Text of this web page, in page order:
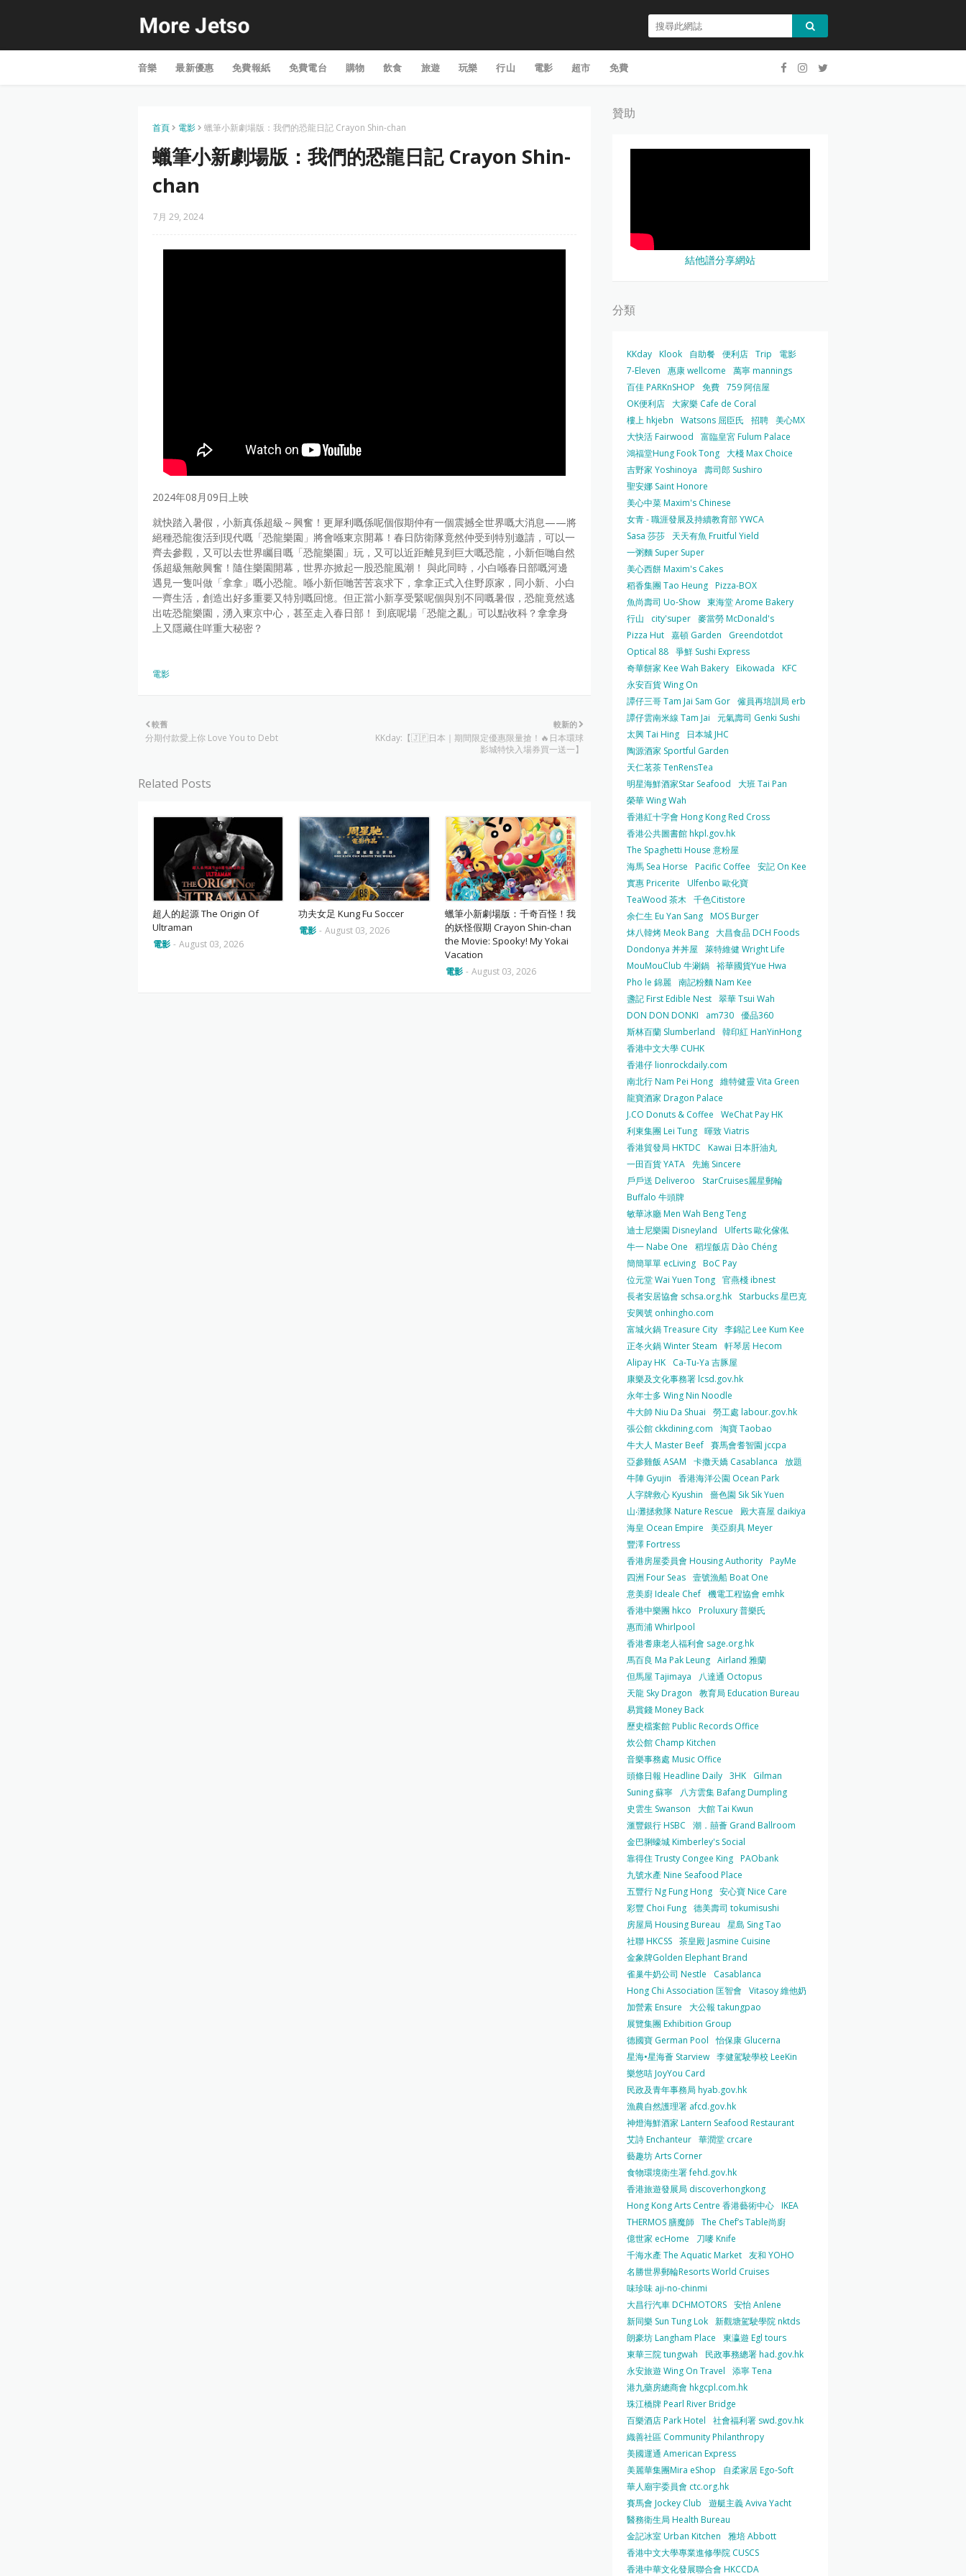
音樂 最新優惠 免費報紙 免費電台 購物 飲食 旅遊 玩樂 行山 電影 超市 免費
首頁 電影 蠟筆小新劇場版：我們的恐龍日記 Crayon Shin-chan
蠟筆小新劇場版：我們的恐龍日記 Crayon Shin-
chan
7月 29, 2024
2024年08月09日上映
就快踏入暑假，小新真係超級～興奮！更犀利嘅係呢個假期仲有一個震撼全世界嘅大消息——將
絕種恐龍復活到現代嘅「恐龍樂園」將會喺東京開幕！春日防衛隊竟然仲受到特別邀請，可以一
齊去參觀，又可以去世界矚目嘅「恐龍樂園」玩，又可以近距離見到巨大嘅恐龍，小新佢哋自然
係超級無敵興奮！隨住樂園開幕，世界亦掀起一股恐龍風潮！ 與此同時，小白喺春日部嘅河邊
遇見一隻叫做「拿拿」嘅小恐龍。喺小新佢哋苦苦哀求下，拿拿正式入住野原家，同小新、小白
一齊生活，創造出好多重要又特別嘅回憶。但正當小新享受緊呢個與別不同嘅暑假，恐龍竟然逃
出咗恐龍樂園，湧入東京中心，甚至走入春日部！ 到底呢場「恐龍之亂」可以點收科？拿拿身
上又隱藏住咩重大秘密？
電影
較新的
KKday:【🇯🇵日本｜期間限定優惠限量搶！🔥日本環球
影城特快入場券買一送一】
較舊
分期付款愛上你 Love You to Debt
Related Posts
超人的起源 The Origin Of
Ultraman
電影 - August 03, 2026
功夫女足 Kung Fu Soccer
電影 - August 03, 2026
蠟筆小新劇場版：千奇百怪！我
的妖怪假期 Crayon Shin-chan
the Movie: Spooky! My Yokai
Vacation
電影 - August 03, 2026
贊助
結他譜分享網站
分類
KKday Klook 自助餐 便利店 Trip
電影
7-Eleven
惠康 wellcome
萬寧 mannings
百佳 PARKnSHOP
免費 759 阿信屋
OK便利店 大家樂 Cafe de Coral
樓上 hkjebn
Watsons 屈臣氏 招聘 美心MX
大快活 Fairwood
富臨皇宮 Fulum Palace
鴻福堂Hung Fook Tong 大棧 Max Choice
吉野家 Yoshinoya
壽司郎 Sushiro
聖安娜 Saint Honore
美心中菜 Maxim's Chinese
女青 - 職涯發展及持續教育部 YWCA
Sasa 莎莎
天天有魚 Fruitful Yield
一粥麵 Super Super
美心西餅 Maxim's Cakes
稻香集團 Tao Heung Pizza-BOX
魚尚壽司 Uo-Show 東海堂 Arome Bakery
行山
city'super 麥當勞 McDonald's
Pizza Hut 嘉頓 Garden
Greendotdot
Optical 88 爭鮮 Sushi Express
奇華餅家 Kee Wah Bakery Eikowada
KFC
永安百貨 Wing On
譚仔三哥 Tam Jai Sam Gor 僱員再培訓局 erb
譚仔雲南米線 Tam Jai
元氣壽司 Genki Sushi
太興 Tai Hing
日本城 JHC
陶源酒家 Sportful Garden
天仁茗茶 TenRensTea
明星海鮮酒家Star Seafood
大班 Tai Pan
榮華 Wing Wah
香港紅十字會 Hong Kong Red Cross
香港公共圖書館 hkpl.gov.hk
The Spaghetti House 意粉屋
海馬 Sea Horse
Pacific Coffee
安記 On Kee
實惠 Pricerite
Ulfenbo 歐化寶
TeaWood 茶木 千色Citistore
余仁生 Eu Yan Sang MOS Burger
炑八韓烤 Meok Bang 大昌食品 DCH Foods
Dondonya 丼丼屋
萊特維健 Wright Life
MouMouClub 牛涮鍋 裕華國貨Yue Hwa
Pho le 錦麗 南記粉麵 Nam Kee
盞記 First Edible Nest 翠華 Tsui Wah
DON DON DONKI
am730 優品360
斯林百蘭 Slumberland
韓印紅 HanYinHong
香港中文大學 CUHK
香港仔 lionrockdaily.com
南北行 Nam Pei Hong 維特健靈 Vita Green
龍寶酒家 Dragon Palace
J.CO Donuts & Coffee
WeChat Pay HK
利東集團 Lei Tung 暉致 Viatris
香港貿發局 HKTDC
Kawai 日本肝油丸
一田百貨 YATA 先施 Sincere
戶戶送 Deliveroo
StarCruises麗星郵輪
Buffalo 牛頭牌
敏華冰廳 Men Wah Beng Teng
迪士尼樂園 Disneyland
Ulferts 歐化傢俬
牛一 Nabe One
稻埕飯店 Dào Chéng
簡簡單單 ecLiving BoC Pay
位元堂 Wai Yuen Tong 官燕棧 ibnest
長者安居協會 schsa.org.hk
Starbucks 星巴克
安興號 onhingho.com
富城火鍋 Treasure City 李錦記 Lee Kum Kee
正冬火鍋 Winter Steam
軒琴居 Hecom
Alipay HK
Ca-Tu-Ya 吉豚屋
康樂及文化事務署 lcsd.gov.hk
永年士多 Wing Nin Noodle
牛大帥 Niu Da Shuai
勞工處 labour.gov.hk
張公館 ckkdining.com
淘寶 Taobao
牛大人 Master Beef 賽馬會耆智園 jccpa
亞參雞飯 ASAM
卡撒天嬌 Casablanca
放題
牛陣 Gyujin
香港海洋公園 Ocean Park
人字牌救心 Kyushin
嗇色園 Sik Sik Yuen
山‧灘拯救隊 Nature Rescue
殿大喜屋 daikiya
海皇 Ocean Empire
美亞廚具 Meyer
豐澤 Fortress
香港房屋委員會 Housing Authority PayMe
四洲 Four Seas 壹號漁船 Boat One
意美廚 Ideale Chef 機電工程協會 emhk
香港中樂團 hkco
Proluxury 普樂氏
惠而浦 Whirlpool
香港耆康老人福利會 sage.org.hk
馬百良 Ma Pak Leung Airland 雅蘭
但馬屋 Tajimaya
八達通 Octopus
天龍 Sky Dragon
教育局 Education Bureau
易賞錢 Money Back
歷史檔案館 Public Records Office
炊公館 Champ Kitchen
音樂事務處 Music Office
頭條日報 Headline Daily 3HK
Gilman
Suning 蘇寧
八方雲集 Bafang Dumpling
史雲生 Swanson
大館 Tai Kwun
滙豐銀行 HSBC
潮．囍薈 Grand Ballroom
金巴脷蠔城 Kimberley's Social
靠得住 Trusty Congee King PAObank
九號水產 Nine Seafood Place
五豐行 Ng Fung Hong 安心寶 Nice Care
彩豐 Choi Fung 德美壽司 tokumisushi
房屋局 Housing Bureau
星島 Sing Tao
社聯 HKCSS 茶皇殿 Jasmine Cuisine
金象牌Golden Elephant Brand
雀巢牛奶公司 Nestle
Casablanca
Hong Chi Association 匡智會
Vitasoy 維他奶
加營素 Ensure
大公報 takungpao
展覽集團 Exhibition Group
德國寶 German Pool
怡保康 Glucerna
星海•星海薈 Starview 李健駕駛學校 LeeKin
樂悠咭 JoyYou Card
民政及青年事務局 hyab.gov.hk
漁農自然護理署 afcd.gov.hk
神燈海鮮酒家 Lantern Seafood Restaurant
艾詩 Enchanteur 華潤堂 crcare
藝趣坊 Arts Corner
食物環境衛生署 fehd.gov.hk
香港旅遊發展局 discoverhongkong
Hong Kong Arts Centre 香港藝術中心 IKEA
THERMOS 膳魔師 The Chef’s Table尚廚
億世家 ecHome
刀嘜 Knife
千海水產 The Aquatic Market 友和 YOHO
名勝世界郵輪Resorts World Cruises
味珍味 aji-no-chinmi
大昌行汽車 DCHMOTORS 安怡 Anlene
新同樂 Sun Tung Lok 新觀塘駕駛學院 nktds
朗豪坊 Langham Place
東瀛遊 Egl tours
東華三院 tungwah
民政事務總署 had.gov.hk
永安旅遊 Wing On Travel
添寧 Tena
港九藥房總商會 hkgcpl.com.hk
珠江橋牌 Pearl River Bridge
百樂酒店 Park Hotel
社會福利署 swd.gov.hk
織善社區 Community Philanthropy
美國運通 American Express
美麗華集團Mira eShop
自柔家居 Ego-Soft
華人廟宇委員會 ctc.org.hk
賽馬會 Jockey Club
遊艇主義 Aviva Yacht
醫務衛生局 Health Bureau
金記冰室 Urban Kitchen
雅培 Abbott
香港中文大學專業進修學院 CUSCS
香港中華文化發展聯合會 HKCCDA